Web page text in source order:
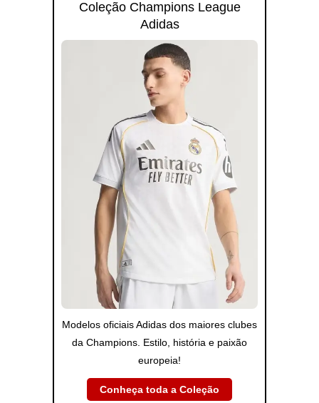
Coleção Champions League
Adidas
Modelos oficiais Adidas dos maiores clubes
da Champions. Estilo, história e paixão
europeia!
Conheça toda a Coleção